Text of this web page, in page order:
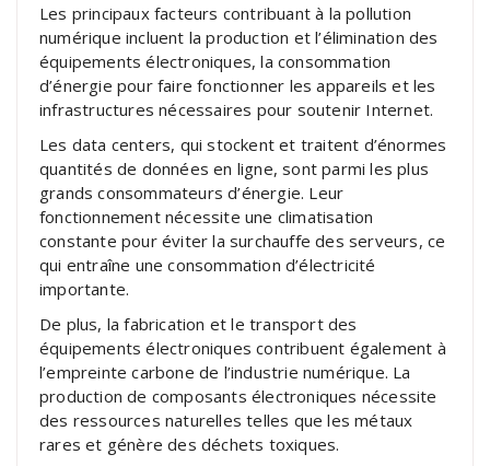
Les principaux facteurs contribuant à la pollution
numérique incluent la production et l’élimination des
équipements électroniques, la consommation
d’énergie pour faire fonctionner les appareils et les
infrastructures nécessaires pour soutenir Internet.
Les data centers, qui stockent et traitent d’énormes
quantités de données en ligne, sont parmi les plus
grands consommateurs d’énergie. Leur
fonctionnement nécessite une climatisation
constante pour éviter la surchauffe des serveurs, ce
qui entraîne une consommation d’électricité
importante.
De plus, la fabrication et le transport des
équipements électroniques contribuent également à
l’empreinte carbone de l’industrie numérique. La
production de composants électroniques nécessite
des ressources naturelles telles que les métaux
rares et génère des déchets toxiques.